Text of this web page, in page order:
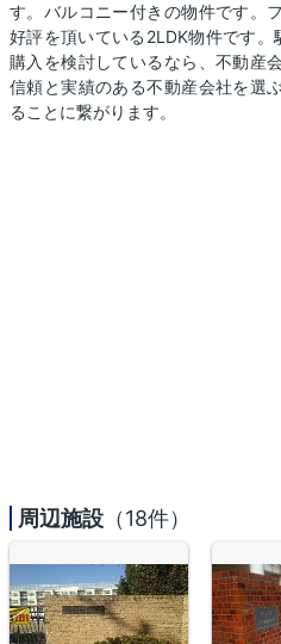
す。バルコニー付きの物件です。
好評を頂いている2LDK物件です
購入を検討しているなら、不動産
信頼と実績のある不動産会社を選
ることに繋がります。
周辺施設 （18件）